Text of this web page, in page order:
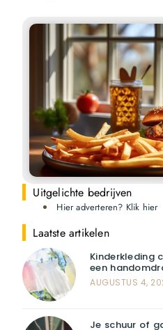
Uitgelichte bedrijven
Hier adverteren? Klik hier
Laatste artikelen
Kinderkleding
een
AUGUSTUS 4,
Je schuur of